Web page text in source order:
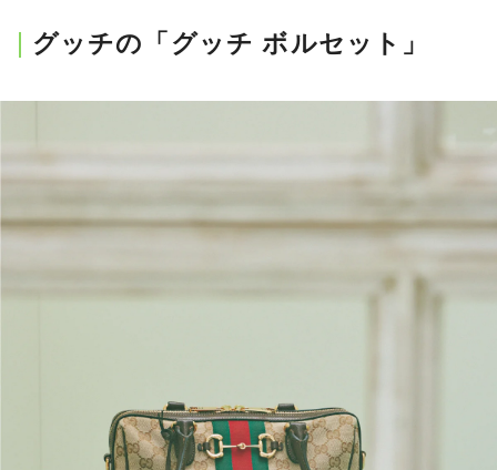
グッチの「グッチ ボルセット」